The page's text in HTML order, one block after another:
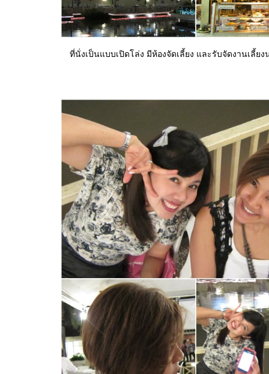
ที่นั่งเป็นแบบเปิดโล่ง มีห้องจัดเลี้ยง และรับจัดงานเลี้